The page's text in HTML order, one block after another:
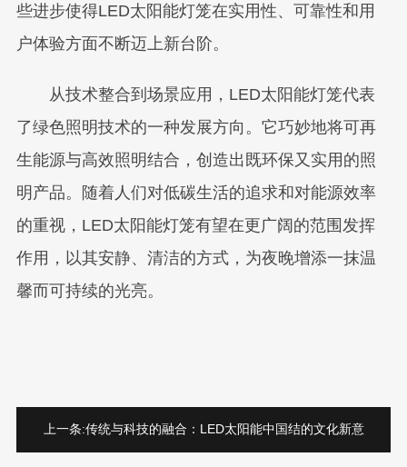
些进步使得LED太阳能灯笼在实用性、可靠性和用
户体验方面不断迈上新台阶。
从技术整合到场景应用，LED太阳能灯笼代表
了绿色照明技术的一种发展方向。它巧妙地将可再
生能源与高效照明结合，创造出既环保又实用的照
明产品。随着人们对低碳生活的追求和对能源效率
的重视，LED太阳能灯笼有望在更广阔的范围发挥
作用，以其安静、清洁的方式，为夜晚增添一抹温
馨而可持续的光亮。
上一条:传统与科技的融合：LED太阳能中国结的文化新意